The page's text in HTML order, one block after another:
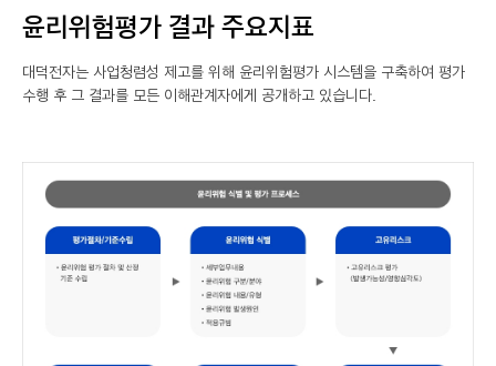
윤리위험평가 결과 주요지표
대덕전자는 사업청렴성 제고를 위해 윤리위험평가 시스템을 구축하여 평가
수행 후 그 결과를 모든 이해관계자에게 공개하고 있습니다.